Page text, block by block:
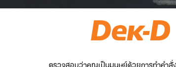
ตรวจสอบว่าคุณเป็นมนุษย์ด้วยการทำคำสั่